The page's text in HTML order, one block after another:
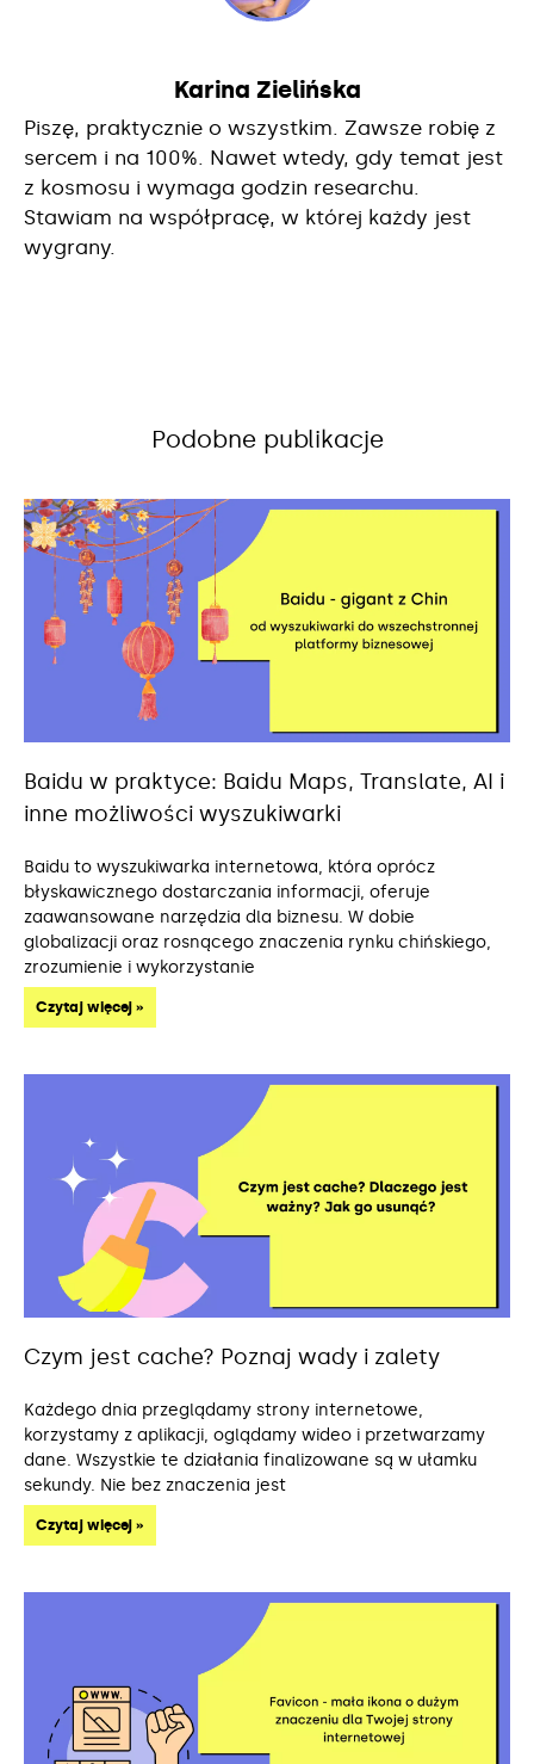
Karina Zielińska
Piszę, praktycznie o wszystkim. Zawsze robię z
sercem i na 100%. Nawet wtedy, gdy temat jest
z kosmosu i wymaga godzin researchu.
Stawiam na współpracę, w której każdy jest
wygrany.
Podobne publikacje
Baidu w praktyce: Baidu Maps, Translate, AI i
inne możliwości wyszukiwarki
Baidu to wyszukiwarka internetowa, która oprócz
błyskawicznego dostarczania informacji, oferuje
zaawansowane narzędzia dla biznesu. W dobie
globalizacji oraz rosnącego znaczenia rynku chińskiego,
zrozumienie i wykorzystanie
Czytaj więcej »
Czym jest cache? Poznaj wady i zalety
Każdego dnia przeglądamy strony internetowe,
korzystamy z aplikacji, oglądamy wideo i przetwarzamy
dane. Wszystkie te działania finalizowane są w ułamku
sekundy. Nie bez znaczenia jest
Czytaj więcej »